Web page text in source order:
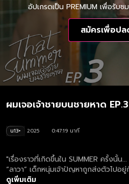
อัปเกรดเป็น PREMIUM เพื่อรับ
สมัครเพื่อป
ผมเจอเจ้าชายบนชายหาด EP.3
น13+ 2025
0:47:19 นาที
"เรื่องราวที่เกิดขึ้นใน SUMMER ครั้งนั้น... จ
“ลาวา” เด็กหนุ่มเจ้าปัญหาถูกส่งตัวไปอ
ช่วง Summer จากที่คิดว่าจะได้ไปพักผ่อ
ดูเพิ่มเติม